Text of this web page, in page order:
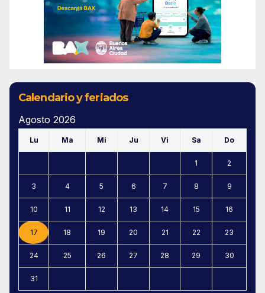
Calendario y feriados
Agosto 2026
Lu Ma Mi Ju Vi Sa Do
1 2
3 4 5 6 7 8 9
10 11 12 13 14 15 16
17 18 19 20 21 22 23
24 25 26 27 28 29 30
31